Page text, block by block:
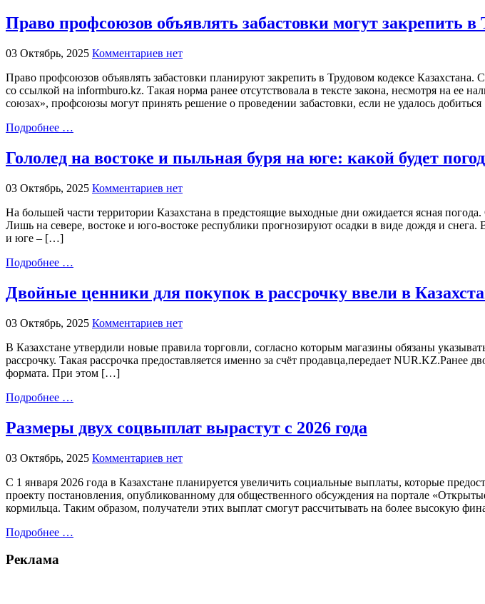
Право профсоюзов объявлять забастовки могут закрепить в
03 Октябрь, 2025 Комментариев нет
Право профсоюзов объявлять забастовки планируют закрепить в Трудовом кодексе
со ссылкой на informburo.kz. Такая норма ранее отсутствовала в тексте закона, несмотря на ее
союзах», профсоюзы могут принять решение о проведении забастовки, если не удалось
Подробнее …
Гололед на востоке и пыльная буря на юге: какой будет
03 Октябрь, 2025 Комментариев нет
На большей части территории Казахстана в предстоящие выходные дни ожидается ясная
Лишь на севере, востоке и юго-востоке республики прогнозируют осадки в виде дождя и
и юге – […]
Подробнее …
Двойные ценники для покупок в рассрочку ввели в
03 Октябрь, 2025 Комментариев нет
В Казахстане утвердили новые правила торговли, согласно которым магазины обязаны
рассрочку. Такая рассрочка предоставляется именно за счёт продавца,передает
формата. При этом […]
Подробнее …
Размеры двух соцвыплат вырастут с 2026 года
03 Октябрь, 2025 Комментариев нет
С 1 января 2026 года в Казахстане планируется увеличить социальные выплаты, которые
проекту постановления, опубликованному для общественного обсуждения на портале
кормильца. Таким образом, получатели этих выплат смогут рассчитывать на более высокую
Подробнее …
Реклама